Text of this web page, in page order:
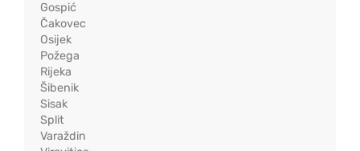
Gospić
Čakovec
Osijek
Požega
Rijeka
Šibenik
Sisak
Split
Varaždin